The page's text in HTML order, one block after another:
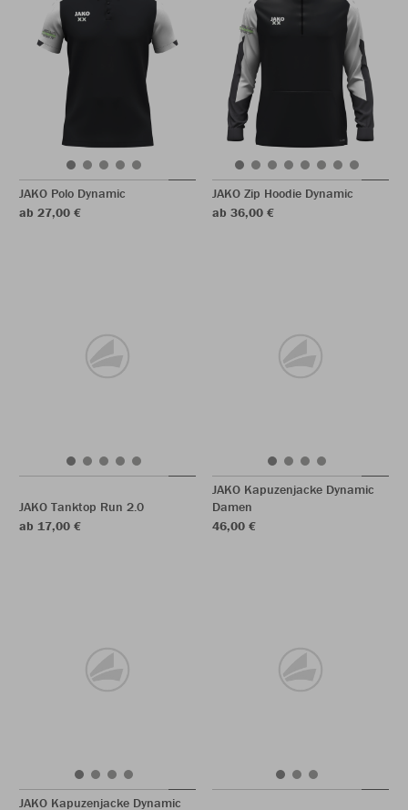
JAKO Polo Dynamic
ab 27,00 €
JAKO Zip Hoodie Dynamic
ab 36,00 €
JAKO Tanktop Run 2.0
ab 17,00 €
JAKO Kapuzenjacke Dynamic
Damen
46,00 €
JAKO Kapuzenjacke Dynamic